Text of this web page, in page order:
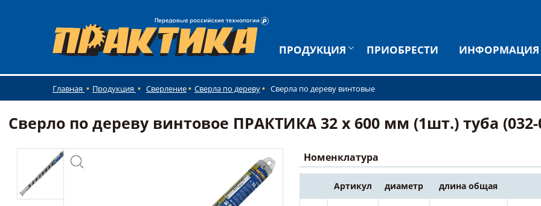
ПРОДУКЦИЯ ПРИОБРЕСТИ ИНФОРМАЦИЯ
Главная Продукция Сверление Сверла по дереву Сверла по дереву винтовые
Сверло по дереву винтовое ПРАКТИКА 32 х 600 мм (1шт.) туба (032-
Номенклатура
Артикул диаметр длина общая